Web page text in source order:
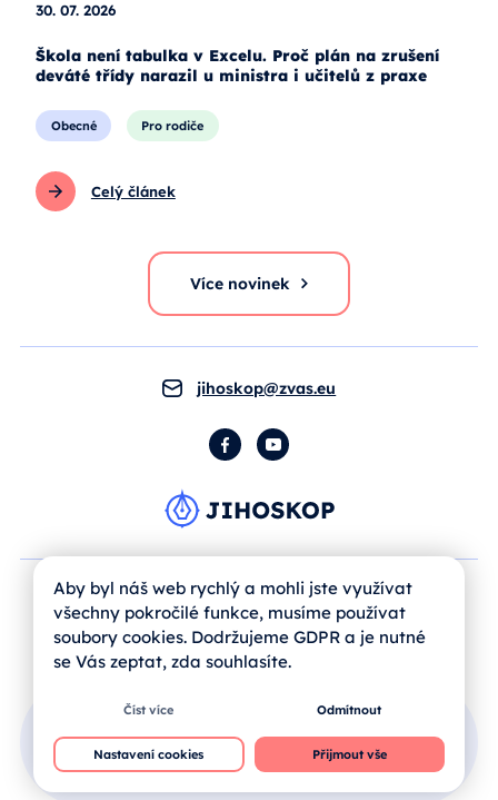
30. 07. 2026
Škola není tabulka v Excelu. Proč plán na zrušení
deváté třídy narazil u ministra i učitelů z praxe
Obecné Pro rodiče
Celý článek
Více novinek
jihoskop@zvas.eu
FacebookYouTube
Přihlášení uživatele
Jak se registrovat?
Aby byl náš web rychlý a mohli jste využívat
všechny pokročilé funkce, musíme používat
soubory cookies. Dodržujeme GDPR a je nutné
se Vás zeptat, zda souhlasíte.
Číst více Odmítnout
Nastavení cookies Přijmout vše